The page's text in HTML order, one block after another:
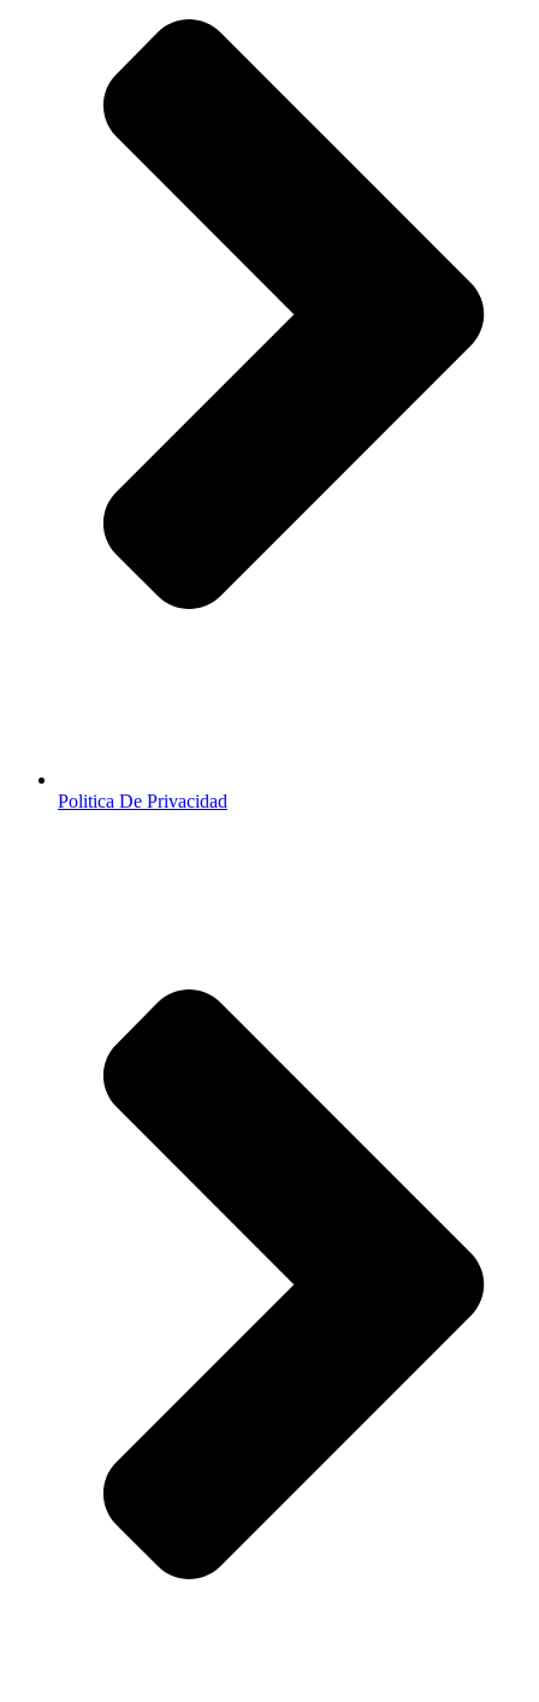
Politica De Privacidad